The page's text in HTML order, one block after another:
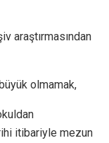
araştırmasından
olmamak,
itibariyle mezun